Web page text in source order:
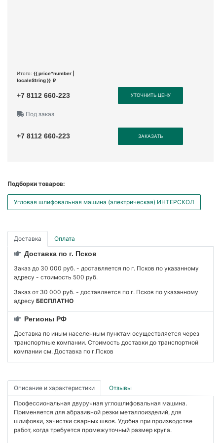
Итого: {{ price*number |
localeString }}
+7 8112 660-223 УТОЧНИТЬ ЦЕНУ
Под заказ
+7 8112 660-223 ЗАКАЗАТЬ
Подборки товаров:
Угловая шлифовальная машина (электрическая) ИНТЕРСКОЛ
Доставка Оплата
Доставка по г. Псков
Заказ до 30 000 руб. - доставляется по г. Псков по указанному
адресу - стоимость 500 руб.
Заказ от 30 000 руб. - доставляется по г. Псков по указанному
адресу БЕСПЛАТНО
Регионы РФ
Доставка по иным населенным пунктам осуществляется через
транспортные компании. Стоимость доставки до транспортной
компании см. Доставка по г.Псков
Описание и характеристики Отзывы
Профессиональная двуручная углошлифовальная машина.
Применяется для абразивной резки металлоизделий, для
шлифовки, зачистки сварных швов. Удобна при производстве
работ, когда требуется промежуточный размер круга.